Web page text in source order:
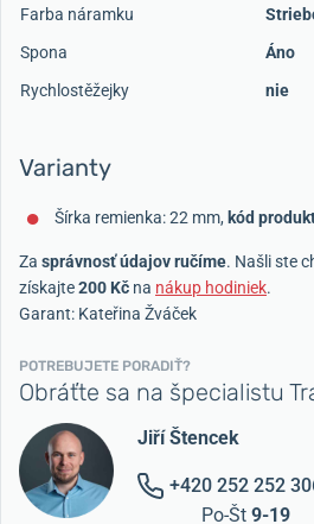
Farba náramku
Spona
Áno
Rychlostěžejky
nie
Varianty
Šírka remienka: 22 mm, kód
Za správnosť údajov ručíme. Našli ste
získajte200 Kč na nákup hodiniek.
Garant: Kateřina Žváček
POTREBUJETE PORADIŤ?
Obráťte sa na špecialistu
Jiří Štencek
+420 252 252
Po-Št 9-19